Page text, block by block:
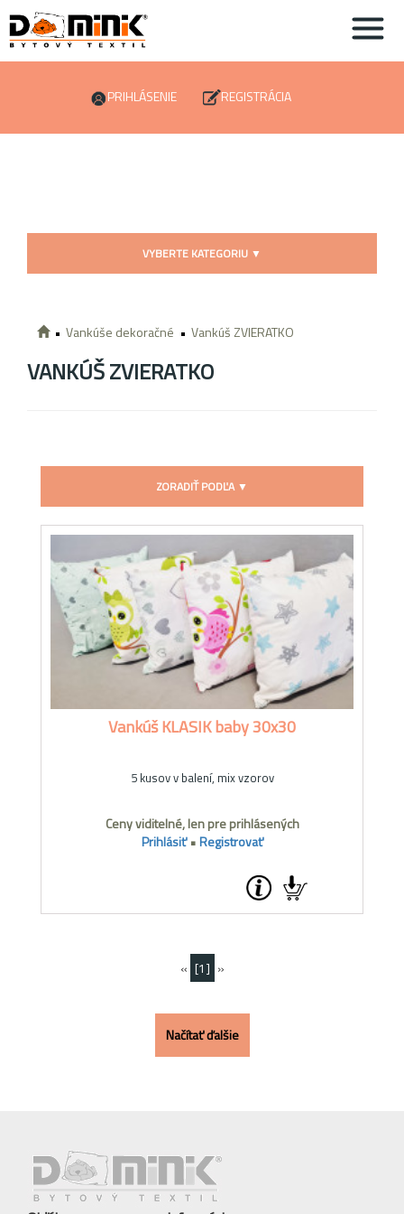
PRIHLÁSENIE REGISTRÁCIA
VYBERTE KATEGORIU ▼
Vankúše dekoračné Vankúš ZVIERATKO
VANKÚŠ ZVIERATKO
ZORADIŤ PODĽA ▼
Vankúš KLASIK baby 30x30
5 kusov v balení, mix vzorov
Ceny viditelné, len pre prihlásených
Prihlásiť•Registrovať
« [1] »
Načítať ďalšie